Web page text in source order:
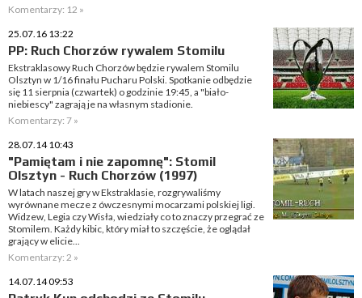
Komentarzy: 12 »
25.07.16 13:22
PP: Ruch Chorzów rywalem Stomilu
Ekstraklasowy Ruch Chorzów będzie rywalem Stomilu
Olsztyn w 1/16 finału Pucharu Polski. Spotkanie odbędzie
się 11 sierpnia (czwartek) o godzinie 19:45, a "biało-
niebiescy" zagrają je na własnym stadionie.
Komentarzy: 7 »
28.07.14 10:43
"Pamiętam i nie zapomnę": Stomil
Olsztyn - Ruch Chorzów (1997)
W latach naszej gry w Ekstraklasie, rozgrywaliśmy
wyrównane mecze z ówczesnymi mocarzami polskiej ligi.
Widzew, Legia czy Wisła, wiedziały co to znaczy przegrać ze
Stomilem. Każdy kibic, który miał to szczęście, że oglądał
grający w elicie...
Komentarzy: 2 »
14.07.14 09:53